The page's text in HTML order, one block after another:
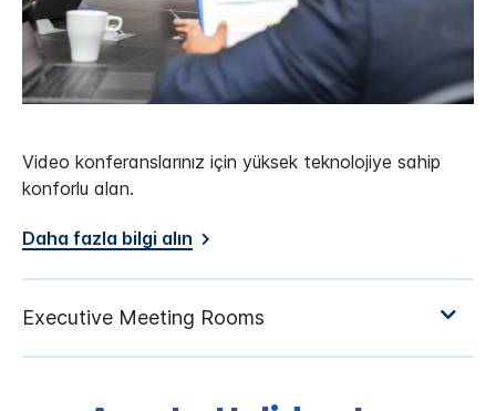
Video konferanslarınız için yüksek teknolojiye sahip
konforlu alan.
Daha fazla bilgi alın